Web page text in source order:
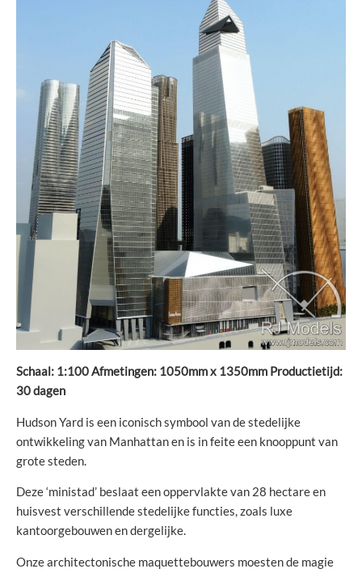
Schaal: 1:100 Afmetingen: 1050mm x 1350mm Productietijd:
30 dagen
Hudson Yard is een iconisch symbool van de stedelijke
ontwikkeling van Manhattan en is in feite een knooppunt van
grote steden.
Deze ‘ministad’ beslaat een oppervlakte van 28 hectare en
huisvest verschillende stedelijke functies, zoals luxe
kantoorgebouwen en dergelijke.
Onze architectonische maquettebouwers moesten de magie